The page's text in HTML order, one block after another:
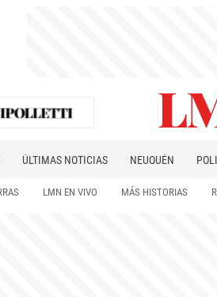
ÚLTIMAS NOTICIAS NEUQUÉN
LMN EN VIVO MÁS HISTORIAS